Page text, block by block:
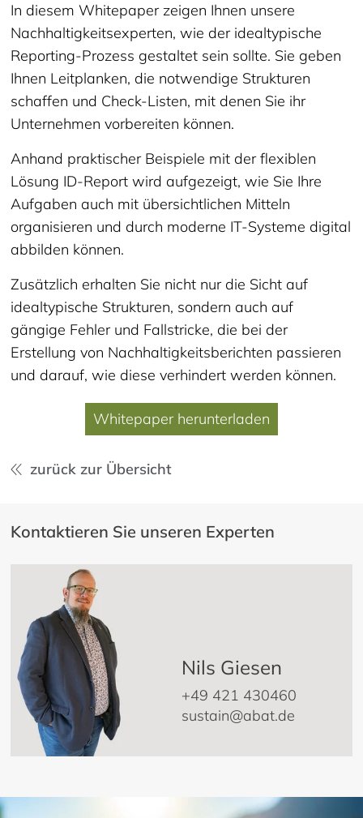
In diesem Whitepaper zeigen Ihnen unsere
Nachhaltigkeitsexperten, wie der idealtypische
Reporting-Prozess gestaltet sein sollte. Sie geben
Ihnen Leitplanken, die notwendige Strukturen
schaffen und Check-Listen, mit denen Sie ihr
Unternehmen vorbereiten können.
Anhand praktischer Beispiele mit der flexiblen
Lösung ID-Report wird aufgezeigt, wie Sie Ihre
Aufgaben auch mit übersichtlichen Mitteln
organisieren und durch moderne IT-Systeme digital
abbilden können.
Zusätzlich erhalten Sie nicht nur die Sicht auf
idealtypische Strukturen, sondern auch auf
gängige Fehler und Fallstricke, die bei der
Erstellung von Nachhaltigkeitsberichten passieren
und darauf, wie diese verhindert werden können.
Whitepaper herunterladen
zurück zur Übersicht
Kontaktieren Sie unseren Experten
Nils Giesen
+49 421 430460
sustain@abat.de